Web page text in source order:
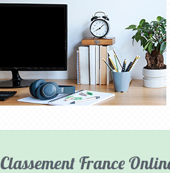
Classement France